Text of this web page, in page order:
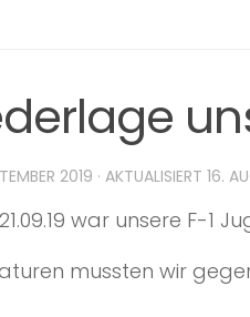
2019 · AKTUALISIERT 16.
war unsere F-1
mussten wir